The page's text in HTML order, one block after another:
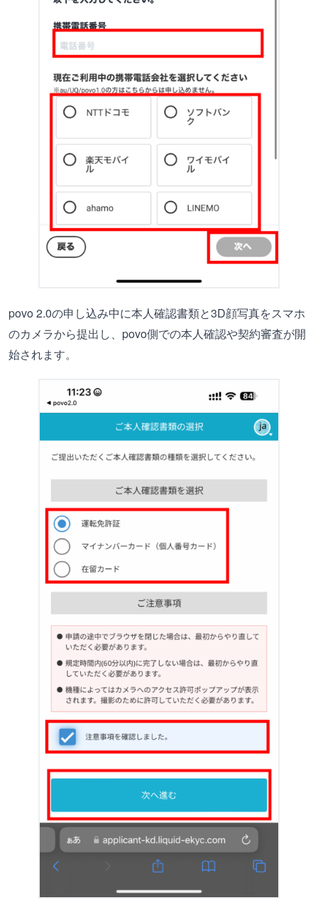
povo 2.0の申し込み中に本人確認書類と3D顔写真をスマホ
のカメラから提出し、povo側での本人確認や契約審査が開
始されます。